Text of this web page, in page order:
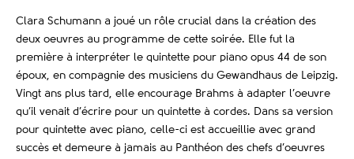
Clara Schumann a joué un rôle crucial dans la création des
deux oeuvres au programme de cette soirée. Elle fut la
première à interpréter le quintette pour piano opus 44 de son
époux, en compagnie des musiciens du Gewandhaus de Leipzig.
Vingt ans plus tard, elle encourage Brahms à adapter l’oeuvre
qu’il venait d’écrire pour un quintette à cordes. Dans sa version
pour quintette avec piano, celle-ci est accueillie avec grand
succès et demeure à jamais au Panthéon des chefs d’oeuvres